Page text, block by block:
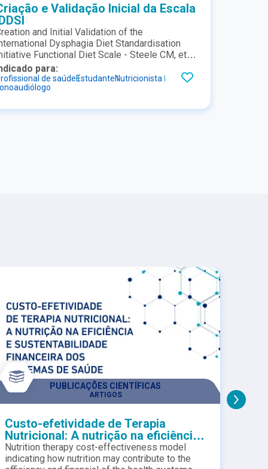
e Validação Inicial da Escala
and Initial Validation of the
Dysphagia Diet Standardisation
Functional Diet Scale - Steele CM, et
para:
de saúdeEstudanteNutricionista
PUBLICAÇÕES CIENTÍFICAS
ARTIGOS
Custo-efetividade de Terapia
Nutricional: A nutrição na eficiência
e sustentabilidade financeira dos
sistemas de saúde.
Nutrition therapy cost-effectiveness model
indicating how nutrition may contribute to the